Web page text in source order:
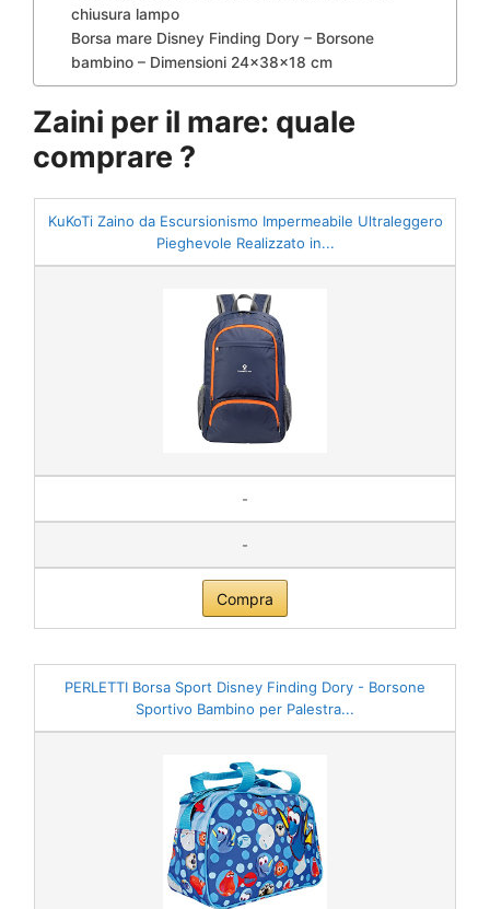
chiusura lampo
Borsa mare Disney Finding Dory – Borsone
bambino – Dimensioni 24x38x18 cm
Zaini per il mare: quale
comprare ?
KuKoTi Zaino da Escursionismo Impermeabile Ultraleggero
Pieghevole Realizzato in...
-
-
Compra
PERLETTI Borsa Sport Disney Finding Dory - Borsone
Sportivo Bambino per Palestra...